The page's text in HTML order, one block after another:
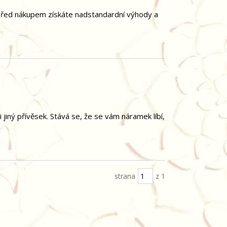
nákupem získáte nadstandardní výhody a
přívěsek. Stává se, že se vám náramek líbí,
strana z 1